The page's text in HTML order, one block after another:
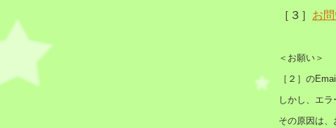
［３］ お
＜お願い＞
［２］の
しかし、エ
その原因は